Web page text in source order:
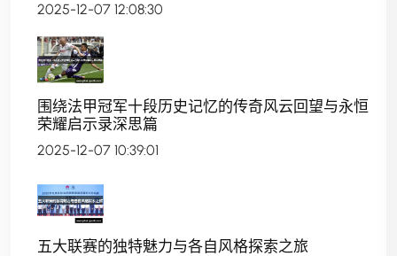
2025-12-07 12:08:30
围绕法甲冠军十段历史记忆的传奇风云回望与永恒
荣耀启示录深思篇
2025-12-07 10:39:01
五大联赛的独特魅力与各自风格探索之旅